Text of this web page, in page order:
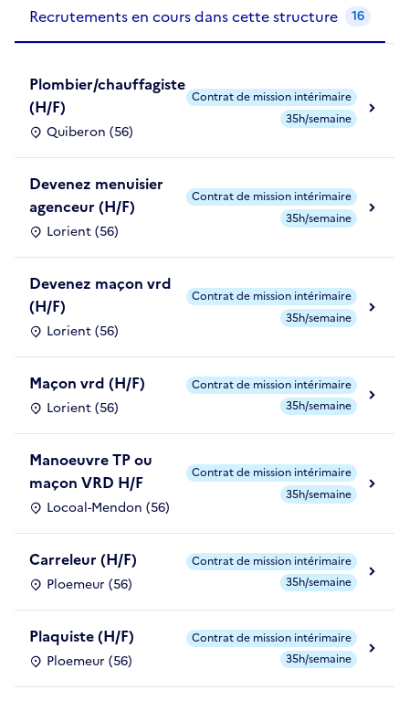
Recrutements en cours dans cette structure 16
Plombier/chauffagiste
(H/F)
Quiberon (56)
Contrat de mission intérimaire
35h/semaine
Devenez menuisier
agenceur (H/F)
Lorient (56)
Contrat de mission intérimaire
35h/semaine
Devenez maçon vrd
(H/F)
Lorient (56)
Contrat de mission intérimaire
35h/semaine
Maçon vrd (H/F)
Lorient (56)
Contrat de mission intérimaire
35h/semaine
Manoeuvre TP ou
maçon VRD H/F
Locoal-Mendon (56)
Contrat de mission intérimaire
35h/semaine
Carreleur (H/F)
Ploemeur (56)
Contrat de mission intérimaire
35h/semaine
Plaquiste (H/F)
Ploemeur (56)
Contrat de mission intérimaire
35h/semaine